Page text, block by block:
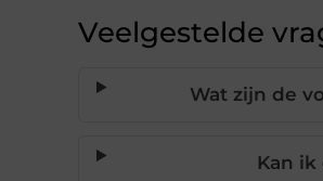
Veelgestelde
Wat zijn de
Kan